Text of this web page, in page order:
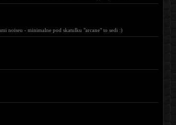
noiseu - minimalne pod skatulku "arcane" to sedi :)